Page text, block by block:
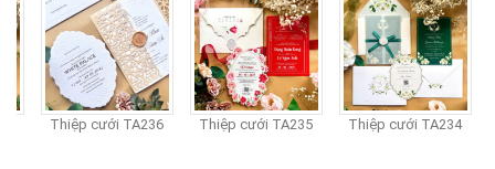
Thiệp cưới TA236 Thiệp cưới TA235 Thiệp cưới TA234